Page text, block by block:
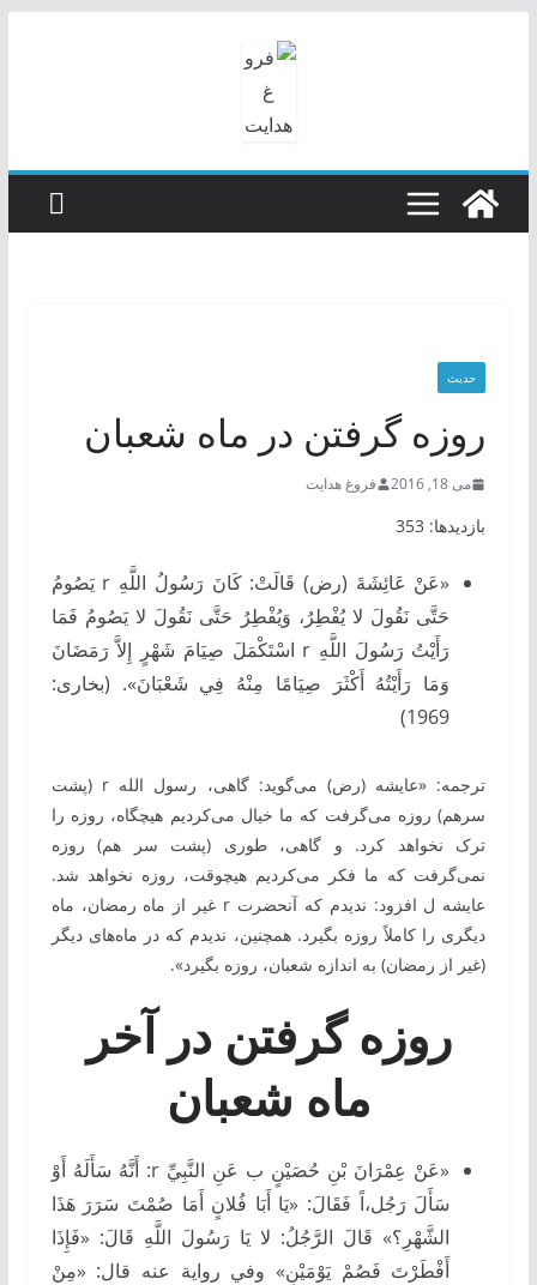
حدیث
روزه گرفتن در ماه شعبان
می 18, 2016 فروغ هدایت
بازدیدها: 353
«عَنْ عَائِشَةَ (رض) قَالَتْ: كَانَ رَسُولُ اللَّهِ r يَصُومُ
حَتَّى نَقُولَ لا يُفْطِرُ، وَيُفْطِرُ حَتَّى نَقُولَ لا يَصُومُ فَمَا
رَأَيْتُ رَسُولَ اللَّهِ r اسْتَكْمَلَ صِيَامَ شَهْرٍ إِلاَّ رَمَضَانَ
وَمَا رَأَيْتُهُ أَكْثَرَ صِيَامًا مِنْهُ فِي شَعْبَانَ». (بخارى:
1969)
ترجمه: «عایشه (رض) می‌گوید: گاهی، رسول ‏الله r (پشت
سرهم) روزه می‌گرفت كه ما خیال می‌كردیم هیچگاه، روزه را
ترک نخواهد كرد. و گاهی، طوری (پشت سر هم) روزه
نمی‌گرفت كه ما فكر می‌كردیم هیچوقت، روزه نخواهد شد.
عایشه ل افزود: ندیدم كه آنحضرت r غیر از ماه رمضان، ماه
دیگری را كاملاً روزه بگیرد. همچنین، ندیدم كه در ماه‌های دیگر
(غیر از رمضان) به اندازه شعبان، روزه بگیرد».
روزه گرفتن در آخر
ماه شعبان
«عَنْ عِمْرَانَ بْنِ حُصَيْنٍ ب عَنِ النَّبِيِّ r: أَنَّهُ سَأَلَهُ أَوْ
سَأَلَ رَجُل،اً فَقَالَ: «يَا أَبَا فُلانٍ أَمَا صُمْتَ سَرَرَ هَذَا
الشَّهْرِ؟» قَالَ الرَّجُلُ: لا يَا رَسُولَ اللَّهِ قَالَ: «فَإِذَا
أَفْطَرْتَ فَصُمْ يَوْمَيْنِ» وفي رواية عنه قال: «مِنْ